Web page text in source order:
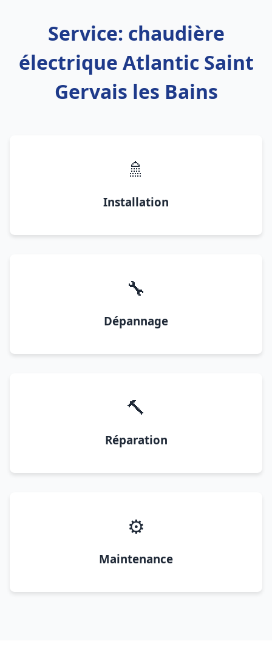
Service: chaudière
électrique Atlantic Saint
Gervais les Bains
🚿
Installation
🔧
Dépannage
🔨
Réparation
⚙️
Maintenance